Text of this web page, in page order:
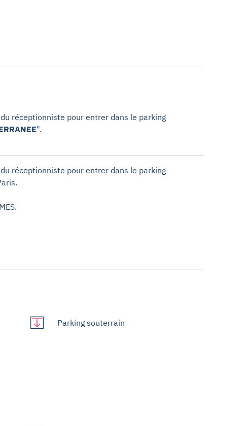
réceptionniste pour entrer dans le parking
".
réceptionniste pour entrer dans le parking
Parking souterrain